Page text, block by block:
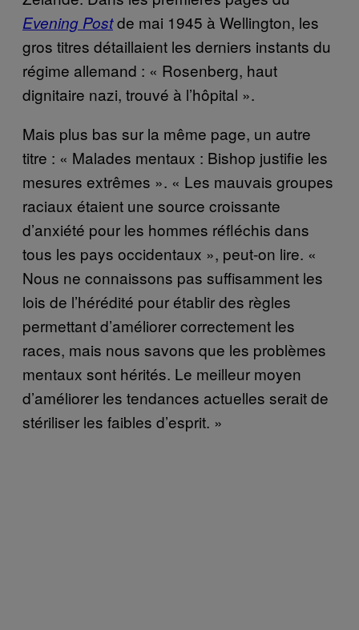
Evening Postde mai 1945 à Wellington, les
gros titres détaillaient les derniers instants du
régime allemand : « Rosenberg, haut
dignitaire nazi, trouvé à l’hôpital ».
Mais plus bas sur la même page, un autre
titre : « Malades mentaux : Bishop justifie les
mesures extrêmes ». « Les mauvais groupes
raciaux étaient une source croissante
d’anxiété pour les hommes réfléchis dans
tous les pays occidentaux », peut-on lire. «
Nous ne connaissons pas suffisamment les
lois de l’hérédité pour établir des règles
permettant d’améliorer correctement les
races, mais nous savons que les problèmes
mentaux sont hérités. Le meilleur moyen
d’améliorer les tendances actuelles serait de
stériliser les faibles d’esprit. »